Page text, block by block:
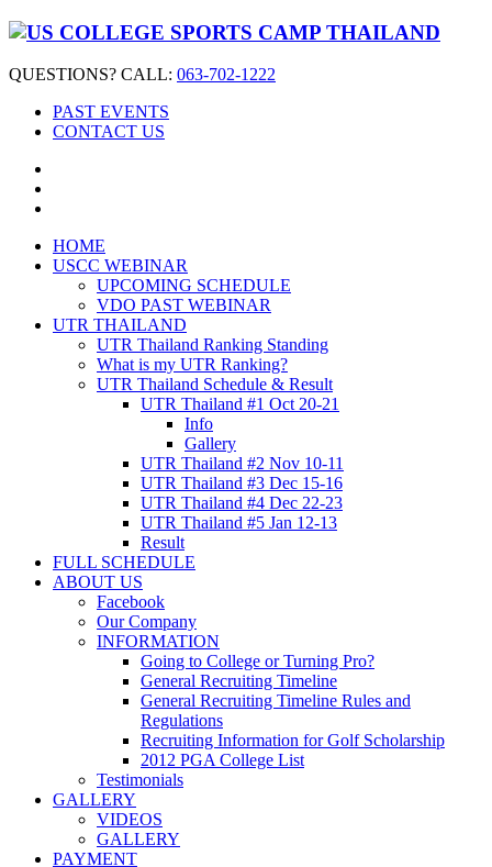
QUESTIONS? CALL: 063-702-1222
PAST EVENTS
CONTACT US
HOME
USCC WEBINAR
UPCOMING SCHEDULE
VDO PAST WEBINAR
UTR THAILAND
UTR Thailand Ranking Standing
What is my UTR Ranking?
UTR Thailand Schedule & Result
UTR Thailand #1 Oct 20-21
Info
Gallery
UTR Thailand #2 Nov 10-11
UTR Thailand #3 Dec 15-16
UTR Thailand #4 Dec 22-23
UTR Thailand #5 Jan 12-13
Result
FULL SCHEDULE
ABOUT US
Facebook
Our Company
INFORMATION
Going to College or Turning Pro?
General Recruiting Timeline
General Recruiting Timeline Rules and
Regulations
Recruiting Information for Golf Scholarship
2012 PGA College List
Testimonials
GALLERY
VIDEOS
GALLERY
PAYMENT